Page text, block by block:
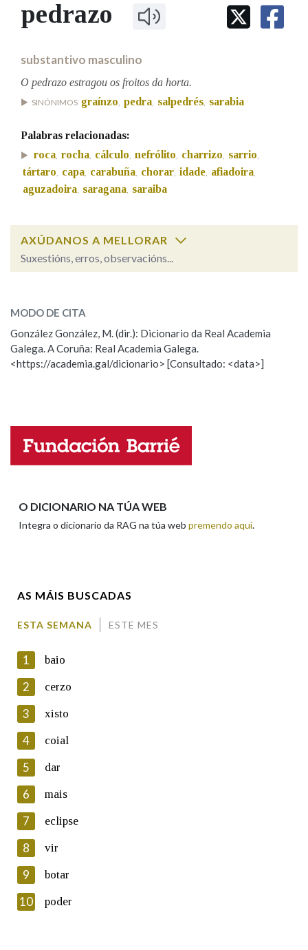
IDENTIDADE CORPORATIVA
MARCIAL DEL ADALID
FIGURAS HOMENAXEADAS
PRIMAVERA DAS LETRAS
PORTAL DAS PALABRAS
Facebook
TwitterYoutubeInstagram
Bluesky
BUSCAR NOS LEMAS
Remata por
Contén
Nas definicións
Na fraseoloxía
Marcas gramaticais
pedrazo
substantivo masculino
O pedrazo estragou os froitos da horta.
SINÓNIMOS graínzo, pedra, salpedrés, sarabia
Palabras relacionadas:
roca, rocha, cálculo, nefrólito, charrizo, sarrio,
tártaro, capa, carabuña, chorar, idade, afiadoira,
aguzadoira, saragana, saraiba
AXÚDANOS A MELLORAR
Suxestións, erros, observacións...
ESCOLLE UNHA OPCIÓN:
Observación Hai un erro na palabra
Propoño mellorar a definición
Nome
En cumprimento da normativa vixente en materia de
Protección de Datos de Carácter Persoal, a Real Academia
Galega informa a aqueles usuarios que faciliten o seu correo
electrónico, así como calquera outra información de carácter
persoal, que estes datos serán obxecto de tratamento
automatizado de carácter confidencial e incorporados aos seus
ficheiros informáticos. Así mesmo, os usuarios poderán exercer o
seu dereito de acceso, rectificación, oposición e cancelación dos
seus datos poñéndose en contacto connosco.
Lin e acepto as condicións da política de
Introduce o código que aparece na imaxe:
MODO DE CITA
González González, M. (dir.): Dicionario da Real Academia
Galega. A Coruña: Real Academia Galega.
<https://academia.gal/dicionario> [Consultado: <data>]
O DICIONARIO NA TÚA WEB
Integra o dicionario da RAG na túa web premendo aquí.
AS MÁIS BUSCADAS
ESTA SEMANA ESTE MES
1 baio
2 cerzo
3 xisto
4 coial
5 dar
6 mais
7 eclipse
8 vir
9 botar
10 poder